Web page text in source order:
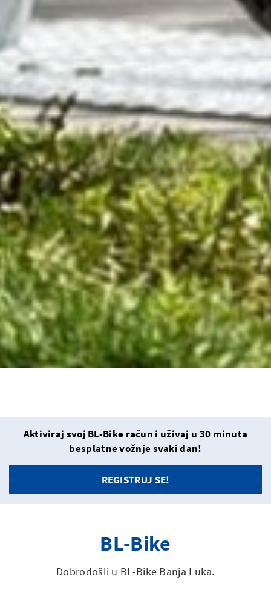
Aktiviraj svoj BL-Bike račun i uživaj u 30 minuta
besplatne vožnje svaki dan!
REGISTRUJ SE!
BL-Bike
Dobrodošli u BL-Bike Banja Luka.